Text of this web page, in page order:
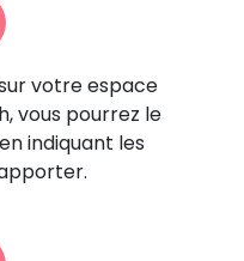
votre espace
vous pourrez le
indiquant les